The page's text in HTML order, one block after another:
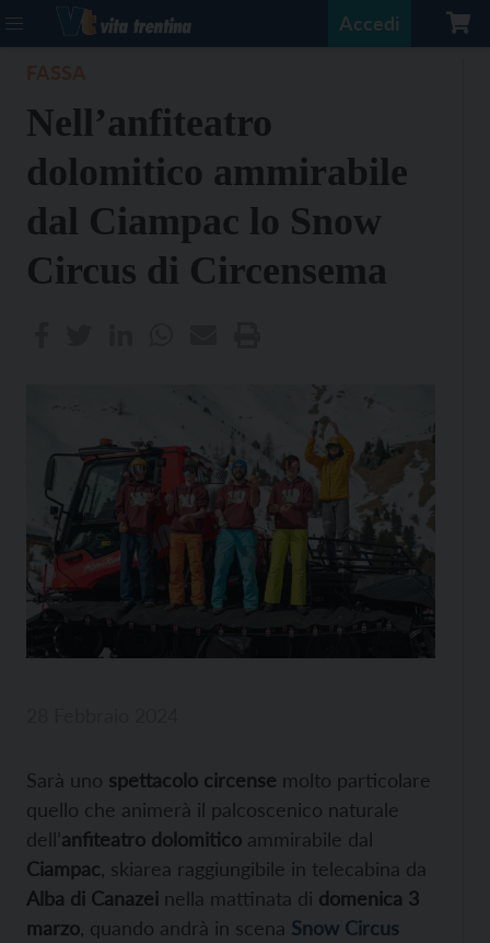
Accedi
Nell’anfiteatro
dolomitico ammirabile
dal Ciampac lo Snow
Circus di Circensema
Sarà uno spettacolo circense molto particolare
quello che animerà il palcoscenico naturale
dell’anfiteatro dolomitico ammirabile dal
Ciampac , skiarea raggiungibile in telecabina da
Alba di Canazei nella mattinata di domenica 3
marzo , quando andrà in scena Snow Circus